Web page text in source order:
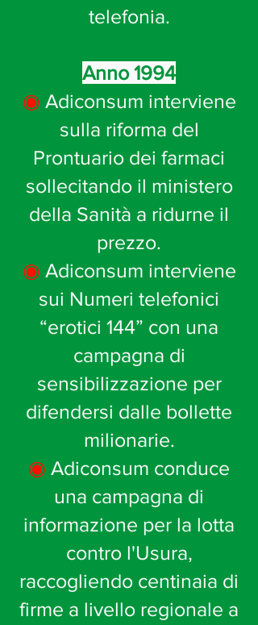
telefonia.
Anno 1994
◉ Adiconsum interviene
sulla riforma del
Prontuario dei farmaci
sollecitando il ministero
della Sanità a ridurne il
prezzo.
◉ Adiconsum interviene
sui Numeri telefonici
“erotici 144” con una
campagna di
sensibilizzazione per
difendersi dalle bollette
milionarie.
◉ Adiconsum conduce
una campagna di
informazione per la lotta
contro l'Usura,
raccogliendo centinaia di
firme a livello regionale a